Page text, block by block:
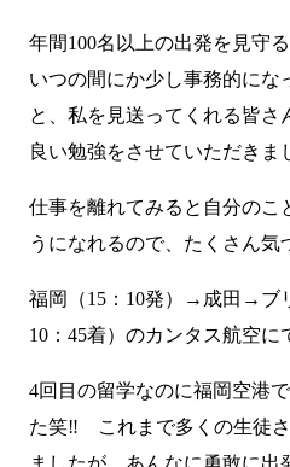
年間100名以上の出発を見守
いつの間にか少し事務的にな
と、私を見送ってくれる皆さ
良い勉強をさせていただきま
仕事を離れてみると自分のこ
うになれるので、たくさん気
福岡（15：10発）→成田→ブ
10：45着）のカンタス航空に
4回目の留学なのに福岡空港
た笑‼ これまで多くの生徒